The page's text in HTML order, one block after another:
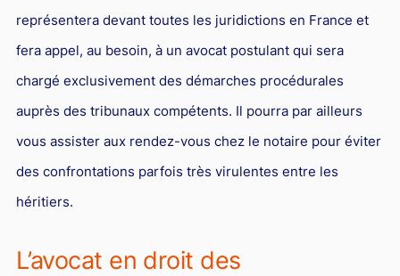
représentera devant toutes les juridictions en France et
fera appel, au besoin, à un avocat postulant qui sera
chargé exclusivement des démarches procédurales
auprès des tribunaux compétents. Il pourra par ailleurs
vous assister aux rendez-vous chez le notaire pour éviter
des confrontations parfois très virulentes entre les
héritiers.
L’avocat en droit des